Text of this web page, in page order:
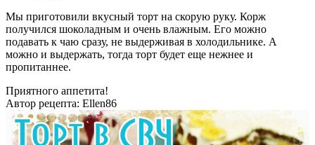
Мы приготовили вкусный торт на скорую руку. Корж
получился шоколадным и очень влажным. Его можно
подавать к чаю сразу, не выдерживая в холодильнике. А
можно и выдержать, тогда торт будет еще нежнее и
пропитаннее.
Приятного аппетита!
Автор рецепта: Ellen86